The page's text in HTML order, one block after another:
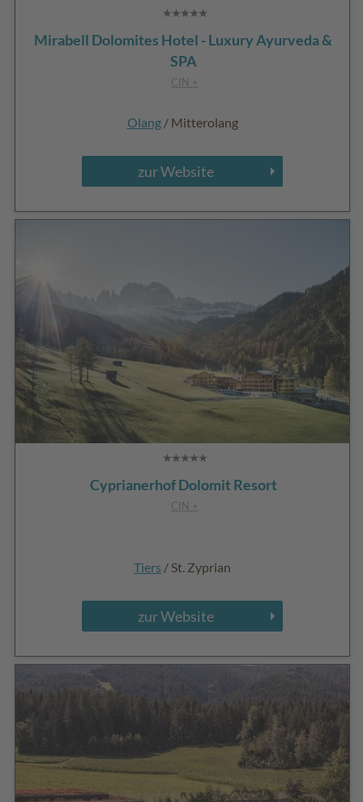
Mirabell Dolomites Hotel - Luxury Ayurveda &
SPA
CIN +
Olang/ Mitterolang
zur Website
Cyprianerhof Dolomit Resort
CIN +
Tiers / St. Zyprian
zur Website